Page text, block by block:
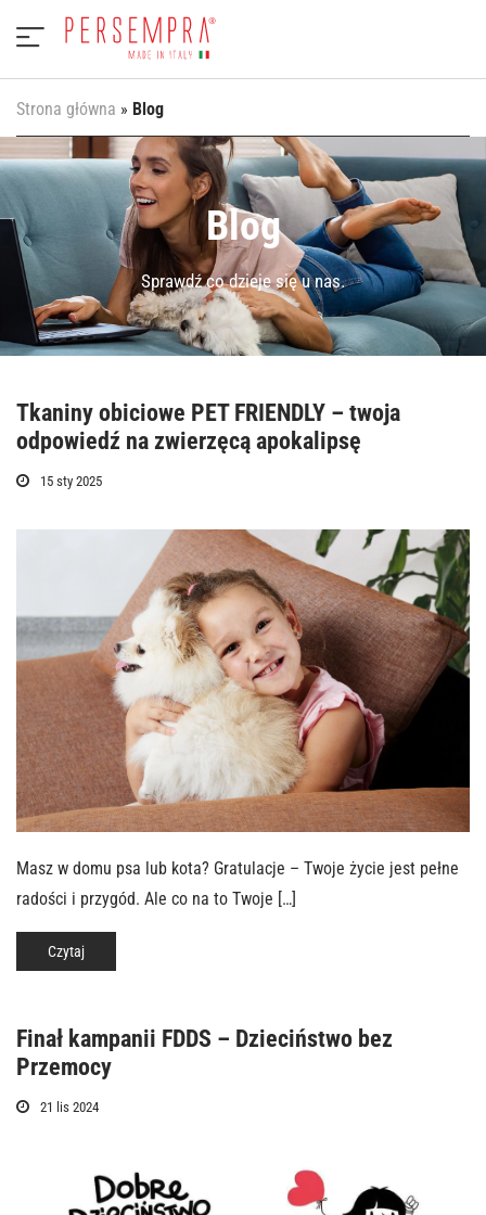
Strona główna » Blog
Blog
Sprawdź co dzieje się u nas.
Tkaniny obiciowe PET FRIENDLY – twoja
odpowiedź na zwierzęcą apokalipsę
15 sty 2025
Masz w domu psa lub kota? Gratulacje – Twoje życie jest pełne
radości i przygód. Ale co na to Twoje […]
Czytaj
Finał kampanii FDDS – Dzieciństwo bez
Przemocy
21 lis 2024